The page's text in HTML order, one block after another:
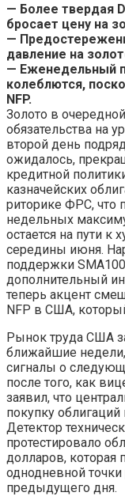
— Более твердая
бросает цену на
—
давление на
— Еженедельный
колеблются,
NFP.
Золото в
обязательства на
второй день
ожидалось,
кредитной
казначейских
риторике ФРС, что
недельных
остается на пути
середины июня.
поддержки
дополнительный
теперь акцент
NFP в США,
Рынок труда США
ближайшие
сигналы о
после того, как
заявил, что
покупку облигаций
Детектор
протестировало
долларов, которая
однодневной
предыдущего дня.